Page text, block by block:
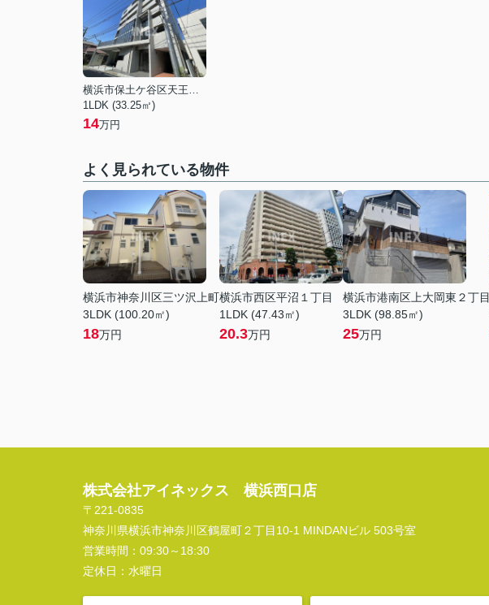
横浜市保土ケ谷区天王町１丁目
1LDK (33.25㎡)
14万円
よく見られている物件
横浜市神奈川区三ツ沢上町
3LDK (100.20㎡)
18万円
横浜市西区平沼１丁目
1LDK (47.43㎡)
20.3万円
横浜市港南区上大岡東２丁目
3LDK (98.85㎡)
25万円
株式会社アイネックス 横浜西口店
〒221-0835
神奈川県横浜市神奈川区鶴屋町２丁目10-1 MINDANビル 503号室
営業時間： 09:30～18:30
定休日： 水曜日